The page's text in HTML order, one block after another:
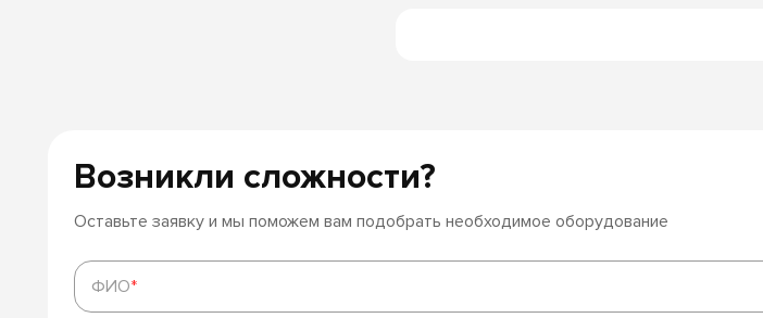
Возникли сложности?
Оставьте заявку и мы поможем вам подобрать необходимое оборудование
ФИО*
ФИО*